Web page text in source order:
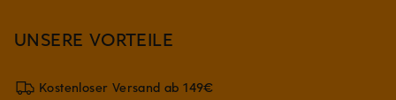
UNSERE VORTEILE
Kostenloser Versand ab 149€